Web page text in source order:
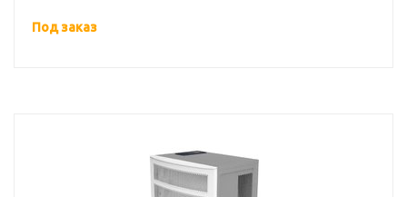
Под заказ